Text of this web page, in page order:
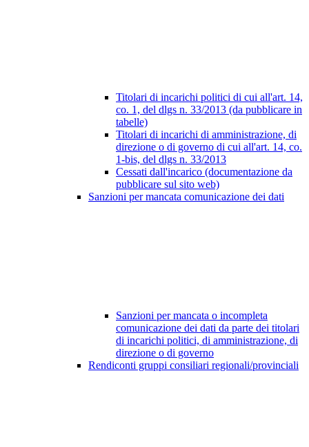
Titolari di incarichi politici di cui all'art. 14,
co. 1, del dlgs n. 33/2013 (da pubblicare in
tabelle)
Titolari di incarichi di amministrazione, di
direzione o di governo di cui all'art. 14, co.
1-bis, del dlgs n. 33/2013
Cessati dall'incarico (documentazione da
pubblicare sul sito web)
Sanzioni per mancata comunicazione dei dati
Sanzioni per mancata o incompleta
comunicazione dei dati da parte dei titolari
di incarichi politici, di amministrazione, di
direzione o di governo
Rendiconti gruppi consiliari regionali/provinciali